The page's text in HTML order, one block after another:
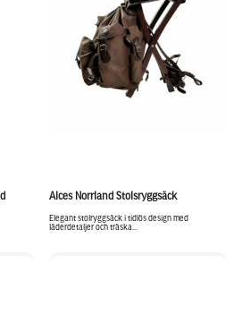
Alces Norrland Stolsryggsäck
Elegant stolryggsäck i tidlös design med
läderdetaljer och träska...